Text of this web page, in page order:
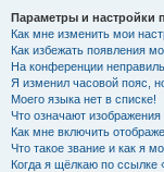
Параметры и настройки
Как мне изменить мои
Как избежать появления
На конференции
Я изменил часовой пояс,
Моего языка нет в списке!
Что означают
Как мне включить
Что такое звание и как я
Когда я щёлкаю по ссылке